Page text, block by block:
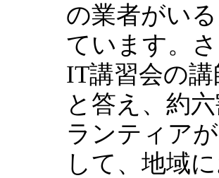
の業者がい
ています。
IT講習会の
と答え、約
ランティア
して、地域